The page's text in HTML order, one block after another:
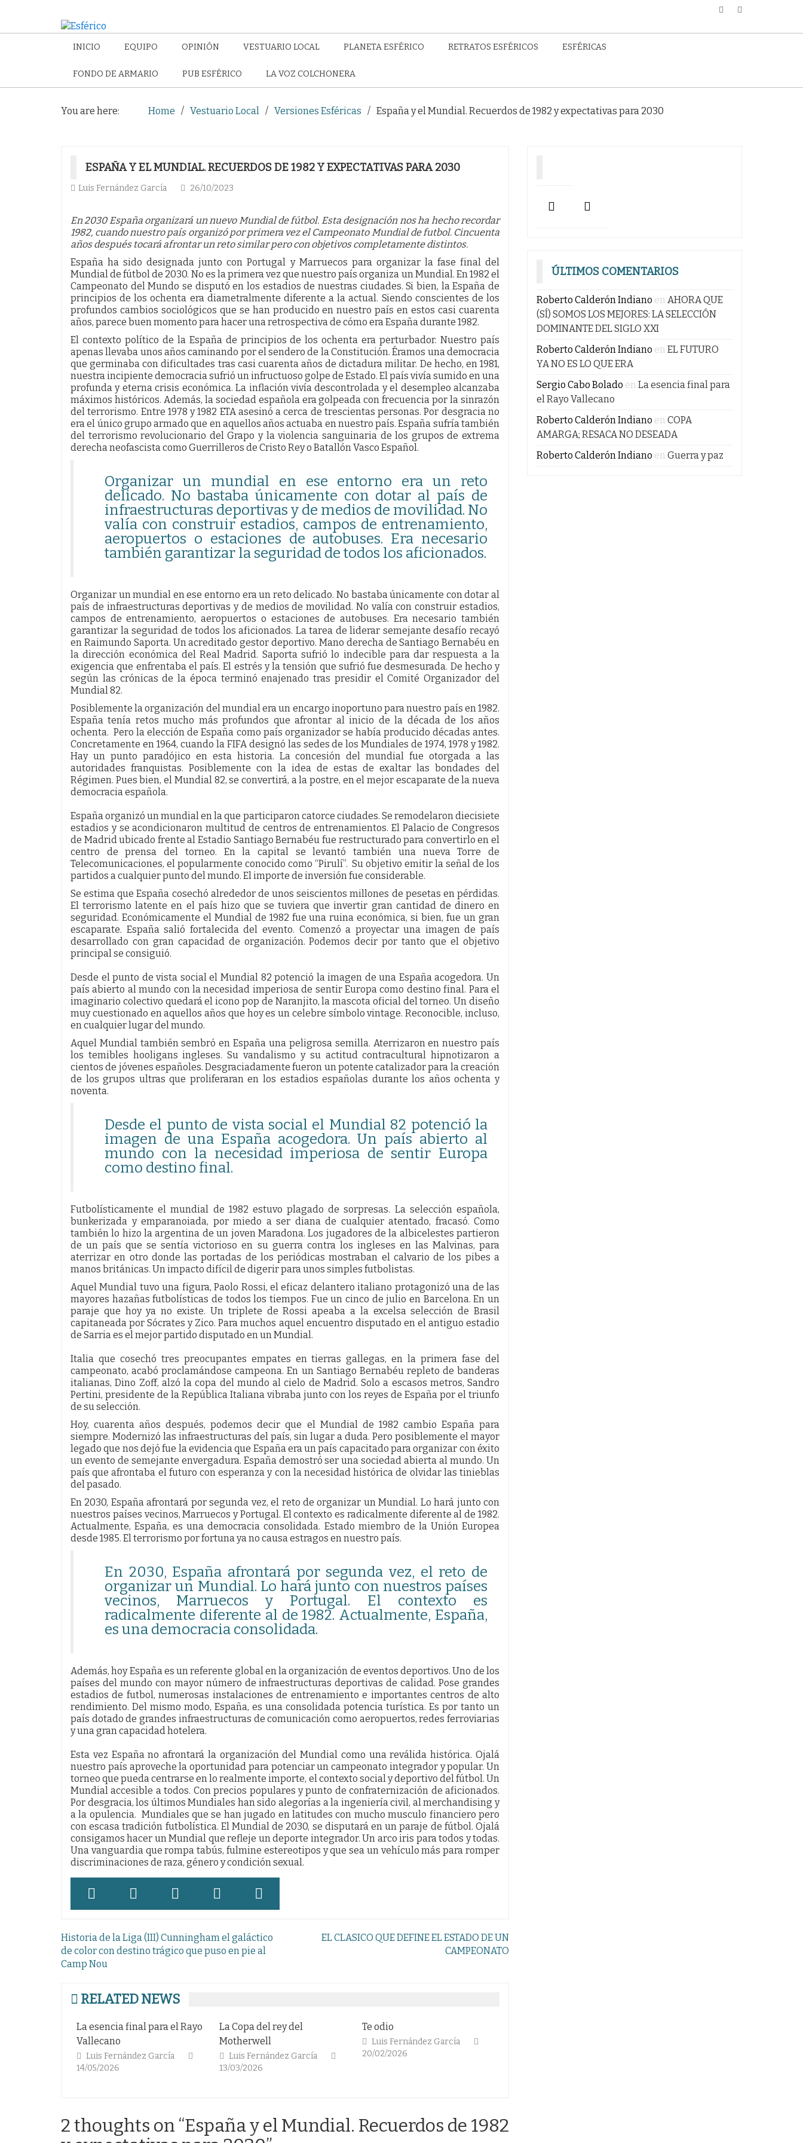
INICIO EQUIPO OPINIÓN VESTUARIO LOCAL PLANETA ESFÉRICO RETRATOS ESFÉRICOS ESFÉRICAS
FONDO DE ARMARIO PUB ESFÉRICO LA VOZ COLCHONERA
You are here: Home Vestuario Local Versiones Esféricas España y el Mundial. Recuerdos de 1982 y expectativas para 2030
ESPAÑA Y EL MUNDIAL. RECUERDOS DE 1982 Y EXPECTATIVAS PARA 2030
Luis Fernández García 26/10/2023
En 2030 España organizará un nuevo Mundial de fútbol. Esta designación nos ha hecho recordar
1982, cuando nuestro país organizó por primera vez el Campeonato Mundial de futbol. Cincuenta
años después tocará afrontar un reto similar pero con objetivos completamente distintos.
España ha sido designada junto con Portugal y Marruecos para organizar la fase final del
Mundial de fútbol de 2030. No es la primera vez que nuestro país organiza un Mundial. En 1982 el
Campeonato del Mundo se disputó en los estadios de nuestras ciudades. Si bien, la España de
principios de los ochenta era diametralmente diferente a la actual. Siendo conscientes de los
profundos cambios sociológicos que se han producido en nuestro país en estos casi cuarenta
años, parece buen momento para hacer una retrospectiva de cómo era España durante 1982.
El contexto político de la España de principios de los ochenta era perturbador. Nuestro país
apenas llevaba unos años caminando por el sendero de la Constitución. Éramos una democracia
que germinaba con dificultades tras casi cuarenta años de dictadura militar. De hecho, en 1981,
nuestra incipiente democracia sufrió un infructuoso golpe de Estado. El país vivía sumido en una
profunda y eterna crisis económica. La inflación vivía descontrolada y el desempleo alcanzaba
máximos históricos. Además, la sociedad española era golpeada con frecuencia por la sinrazón
del terrorismo. Entre 1978 y 1982 ETA asesinó a cerca de trescientas personas. Por desgracia no
era el único grupo armado que en aquellos años actuaba en nuestro país. España sufría también
del terrorismo revolucionario del Grapo y la violencia sanguinaria de los grupos de extrema
derecha neofascista como Guerrilleros de Cristo Rey o Batallón Vasco Español.
Organizar un mundial en ese entorno era un reto
delicado. No bastaba únicamente con dotar al país de
infraestructuras deportivas y de medios de movilidad. No
valía con construir estadios, campos de entrenamiento,
aeropuertos o estaciones de autobuses. Era necesario
también garantizar la seguridad de todos los aficionados.
Organizar un mundial en ese entorno era un reto delicado. No bastaba únicamente con dotar al
país de infraestructuras deportivas y de medios de movilidad. No valía con construir estadios,
campos de entrenamiento, aeropuertos o estaciones de autobuses. Era necesario también
garantizar la seguridad de todos los aficionados. La tarea de liderar semejante desafío recayó
en Raimundo Saporta. Un acreditado gestor deportivo. Mano derecha de Santiago Bernabéu en
la dirección económica del Real Madrid. Saporta sufrió lo indecible para dar respuesta a la
exigencia que enfrentaba el país. El estrés y la tensión que sufrió fue desmesurada. De hecho y
según las crónicas de la época terminó enajenado tras presidir el Comité Organizador del
Mundial 82.
Posiblemente la organización del mundial era un encargo inoportuno para nuestro país en 1982.
España tenía retos mucho más profundos que afrontar al inicio de la década de los años
ochenta. Pero la elección de España como país organizador se había producido décadas antes.
Concretamente en 1964, cuando la FIFA designó las sedes de los Mundiales de 1974, 1978 y 1982.
Hay un punto paradójico en esta historia. La concesión del mundial fue otorgada a las
autoridades franquistas. Posiblemente con la idea de estas de exaltar las bondades del
Régimen. Pues bien, el Mundial 82, se convertirá, a la postre, en el mejor escaparate de la nueva
democracia española.
España organizó un mundial en la que participaron catorce ciudades. Se remodelaron diecisiete
estadios y se acondicionaron multitud de centros de entrenamientos. El Palacio de Congresos
de Madrid ubicado frente al Estadio Santiago Bernabéu fue restructurado para convertirlo en el
centro de prensa del torneo. En la capital se levantó también una nueva Torre de
Telecomunicaciones, el popularmente conocido como “Pirulí”. Su objetivo emitir la señal de los
partidos a cualquier punto del mundo. El importe de inversión fue considerable.
Se estima que España cosechó alrededor de unos seiscientos millones de pesetas en pérdidas.
El terrorismo latente en el país hizo que se tuviera que invertir gran cantidad de dinero en
seguridad. Económicamente el Mundial de 1982 fue una ruina económica, si bien, fue un gran
escaparate. España salió fortalecida del evento. Comenzó a proyectar una imagen de país
desarrollado con gran capacidad de organización. Podemos decir por tanto que el objetivo
principal se consiguió.
Desde el punto de vista social el Mundial 82 potenció la imagen de una España acogedora. Un
país abierto al mundo con la necesidad imperiosa de sentir Europa como destino final. Para el
imaginario colectivo quedará el icono pop de Naranjito, la mascota oficial del torneo. Un diseño
muy cuestionado en aquellos años que hoy es un celebre símbolo vintage. Reconocible, incluso,
en cualquier lugar del mundo.
Aquel Mundial también sembró en España una peligrosa semilla. Aterrizaron en nuestro país
los temibles hooligans ingleses. Su vandalismo y su actitud contracultural hipnotizaron a
cientos de jóvenes españoles. Desgraciadamente fueron un potente catalizador para la creación
de los grupos ultras que proliferaran en los estadios españolas durante los años ochenta y
noventa.
Desde el punto de vista social el Mundial 82 potenció la
imagen de una España acogedora. Un país abierto al
mundo con la necesidad imperiosa de sentir Europa
como destino final.
Futbolísticamente el mundial de 1982 estuvo plagado de sorpresas. La selección española,
bunkerizada y emparanoiada, por miedo a ser diana de cualquier atentado, fracasó. Como
también lo hizo la argentina de un joven Maradona. Los jugadores de la albicelestes partieron
de un país que se sentía victorioso en su guerra contra los ingleses en las Malvinas, para
aterrizar en otro donde las portadas de los periódicas mostraban el calvario de los pibes a
manos británicas. Un impacto difícil de digerir para unos simples futbolistas.
Aquel Mundial tuvo una figura, Paolo Rossi, el eficaz delantero italiano protagonizó una de las
mayores hazañas futbolísticas de todos los tiempos. Fue un cinco de julio en Barcelona. En un
paraje que hoy ya no existe. Un triplete de Rossi apeaba a la excelsa selección de Brasil
capitaneada por Sócrates y Zico. Para muchos aquel encuentro disputado en el antiguo estadio
de Sarria es el mejor partido disputado en un Mundial.
Italia que cosechó tres preocupantes empates en tierras gallegas, en la primera fase del
campeonato, acabó proclamándose campeona. En un Santiago Bernabéu repleto de banderas
italianas, Dino Zoff, alzó la copa del mundo al cielo de Madrid. Solo a escasos metros, Sandro
Pertini, presidente de la República Italiana vibraba junto con los reyes de España por el triunfo
de su selección.
Hoy, cuarenta años después, podemos decir que el Mundial de 1982 cambio España para
siempre. Modernizó las infraestructuras del país, sin lugar a duda. Pero posiblemente el mayor
legado que nos dejó fue la evidencia que España era un país capacitado para organizar con éxito
un evento de semejante envergadura. España demostró ser una sociedad abierta al mundo. Un
país que afrontaba el futuro con esperanza y con la necesidad histórica de olvidar las tinieblas
del pasado.
En 2030, España afrontará por segunda vez, el reto de organizar un Mundial. Lo hará junto con
nuestros países vecinos, Marruecos y Portugal. El contexto es radicalmente diferente al de 1982.
Actualmente, España, es una democracia consolidada. Estado miembro de la Unión Europea
desde 1985. El terrorismo por fortuna ya no causa estragos en nuestro país.
En 2030, España afrontará por segunda vez, el reto de
organizar un Mundial. Lo hará junto con nuestros países
vecinos, Marruecos y Portugal. El contexto es
radicalmente diferente al de 1982. Actualmente, España,
es una democracia consolidada.
Además, hoy España es un referente global en la organización de eventos deportivos. Uno de los
países del mundo con mayor número de infraestructuras deportivas de calidad. Pose grandes
estadios de futbol, numerosas instalaciones de entrenamiento e importantes centros de alto
rendimiento. Del mismo modo, España, es una consolidada potencia turística. Es por tanto un
país dotado de grandes infraestructuras de comunicación como aeropuertos, redes ferroviarias
y una gran capacidad hotelera.
Esta vez España no afrontará la organización del Mundial como una reválida histórica. Ojalá
nuestro país aproveche la oportunidad para potenciar un campeonato integrador y popular. Un
torneo que pueda centrarse en lo realmente importe, el contexto social y deportivo del fútbol. Un
Mundial accesible a todos. Con precios populares y punto de confraternización de aficionados.
Por desgracia, los últimos Mundiales han sido alegorías a la ingeniería civil, al merchandising y
a la opulencia. Mundiales que se han jugado en latitudes con mucho musculo financiero pero
con escasa tradición futbolística. El Mundial de 2030, se disputará en un paraje de fútbol. Ojalá
consigamos hacer un Mundial que refleje un deporte integrador. Un arco iris para todos y todas.
Una vanguardia que rompa tabús, fulmine estereotipos y que sea un vehículo más para romper
discriminaciones de raza, género y condición sexual.
Navegación
de
entradas
Historia de la Liga (III) Cunningham el galáctico
de color con destino trágico que puso en pie al
Camp Nou
EL CLASICO QUE DEFINE EL ESTADO DE UN
CAMPEONATO
RELATED NEWS
La Copa del rey del
Motherwell
Luis Fernández García
13/03/2026
Te odio
Luis Fernández García
20/02/2026
El fútbol en blanco y negro
Colaboradores
13/02/2026
2 thoughts on “España y el Mundial. Recuerdos de 1982
ÚLTIMOS COMENTARIOS
Roberto Calderón Indiano en AHORA QUE
(SÍ) SOMOS LOS MEJORES: LA SELECCIÓN
DOMINANTE DEL SIGLO XXI
Roberto Calderón Indiano en EL FUTURO
YA NO ES LO QUE ERA
Sergio Cabo Bolado en La esencia final para
el Rayo Vallecano
Roberto Calderón Indiano en COPA
AMARGA; RESACA NO DESEADA
Roberto Calderón Indiano en Guerra y paz